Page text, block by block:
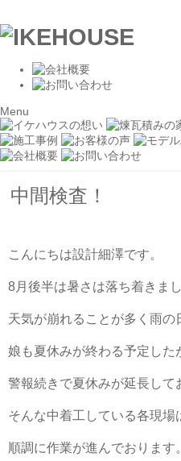
Menu
中間検査！
こんにちは設計細澤です。
8月後半は暑さは落ち着きまし
天気が崩れることが多く雨の
娘も夏休みが終わる予定した
警報続きで夏休みが延長して
そんな中着工している各現場
順調に作業が進んでおります。